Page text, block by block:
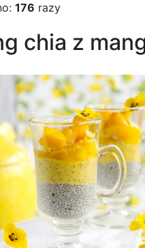
176 razy
chia z